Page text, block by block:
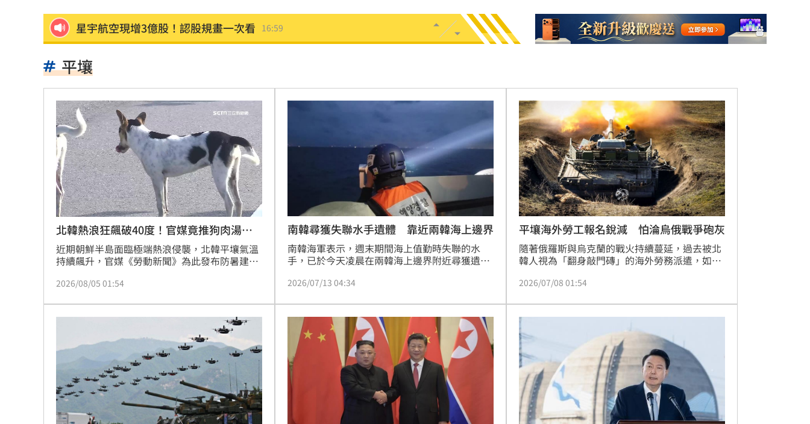
星宇航空現增3億股！認股規畫一次看 16:59
鄭麗文脫口：我領導的國民黨支持度很高
南港LaLaport鷹架倒塌！北市開罰30萬
Mina同學發聲 揭她19歲半工半讀考上名校
台股風向變了！他點3改變：資金往這族群
80歲伯不甩演習硬闖…嗆警：路你家的逆？
退休族注意！國泰金「5招」老本護城河 16:48
漢光首日驚魂！女連長寢室遭陌生人闖入 16:46
泰國14歲少年先殺祖父母再屠6師生 動機曝 16:44
韓韶禧接棒安海瑟薇！搭崔岷植被嫌「嫩」 16:43
來台1年賺百萬 韓啦啦隊女神定居台灣
石崇良、姜至剛驚傳請辭？衛福部回應了 16:39
慈濟遭詐10億 最新聲明：不排除提告求償 16:37
73歲首過父親節 他找亡妻淚：今天好快樂
平壤
北韓熱浪狂飆破40度！官媒竟推狗肉湯消
暑
近期朝鮮半島面臨極端熱浪侵襲，北韓平壤氣溫
持續飆升，官媒《勞動新聞》為此發布防暑建
抗高溫，引發國際關注。
2026/08/05 01:54
南韓尋獲失聯水手遺體 靠近兩韓海上邊界
南韓海軍表示，週末期間海上值勤時失聯的水
手，已於今天凌晨在兩韓海上邊界附近尋獲遺
2026/07/13 04:34
平壤海外勞工報名銳減 怕淪烏俄戰爭砲灰
隨著俄羅斯與烏克蘭的戰火持續蔓延，過去被北
韓人視為「翻身敲門磚」的海外勞務派遣，如今
今天，平壤居民對於自願前往海外工作的態度大
爭取1個出國名額的狂熱現象已不復見。
2026/07/08 01:54